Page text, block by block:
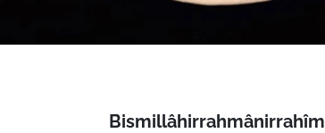
Bismillâhirrahmânirrahîm